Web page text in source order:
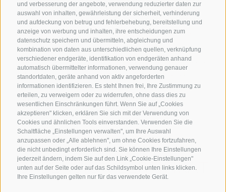
und verbesserung der angebote, verwendung reduzierter daten zur
auswahl von inhalten, gewährleistung der sicherheit, verhinderung
und aufdeckung von betrug und fehlerbehebung, bereitstellung und
anzeige von werbung und inhalten, ihre entscheidungen zum
datenschutz speichern und übermitteln, abgleichung und
kombination von daten aus unterschiedlichen quellen, verknüpfung
verschiedener endgeräte, identifikation von endgeräten anhand
automatisch übermittelter informationen, verwendung genauer
standortdaten, geräte anhand von aktiv angeforderten
informationen identifizieren. Es steht Ihnen frei, Ihre Zustimmung zu
erteilen, zu verweigern oder zu widerrufen, ohne dass dies zu
wesentlichen Einschränkungen führt. Wenn Sie auf „Cookies
akzeptieren" klicken, erklären Sie sich mit der Verwendung von
Cookies und ähnlichen Tools einverstanden. Verwenden Sie die
Schaltfläche „Einstellungen verwalten", um Ihre Auswahl
anzupassen oder „Alle ablehnen", um ohne Cookies fortzufahren,
die nicht unbedingt erforderlich sind. Sie können Ihre Einstellungen
jederzeit ändern, indem Sie auf den Link „Cookie-Einstellungen"
unten auf der Seite oder auf das Schildsymbol unten links klicken.
Ihre Einstellungen gelten nur für das verwendete Gerät.
dazu ein, umweltfreundliche Reisemöglichkei-
ten zu entdecken und machen dasselbe mit unserem
Team und unseren Lieferantinnen und Lieferanten.
Bei jeder Ent-
scheidung, die wir treffen, blicken wir in die Zukunft
und arbeiten daran, dieses wunderbare Erbe für
kommende Gene-
rationen zu bewahren.
GREENSIGN ZERTIFIKAT